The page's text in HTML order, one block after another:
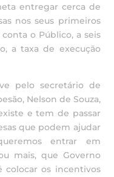
entregar cerca de
nos seus primeiros
o Público, a seis
a taxa de execução
pelo secretário de
Nelson de Souza,
e tem de passar
que podem ajudar
entrar em
mais, que Governo
colocar os incentivos